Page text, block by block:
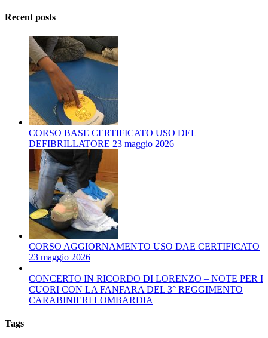
Recent posts
CORSO BASE CERTIFICATO USO DEL
DEFIBRILLATORE 23 maggio 2026
CORSO AGGIORNAMENTO USO DAE CERTIFICATO
23 maggio 2026
CONCERTO IN RICORDO DI LORENZO – NOTE PER I
CUORI CON LA FANFARA DEL 3° REGGIMENTO
CARABINIERI LOMBARDIA
Tags